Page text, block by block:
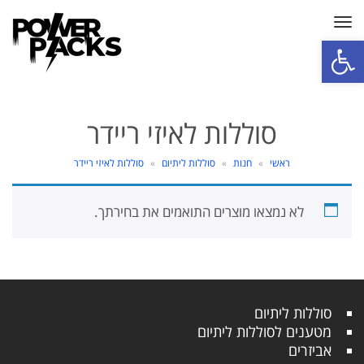
פתח סרגל נגישות
תפריט
סוללות לאיזי ריידר
ראשי » חנות » סוללות ליתיום » סוללות לאיזי ריידר
לא נמצאו מוצרים התואמים את בחירתך.
סוללות ליתיום
מטענים לסוללות ליתיום
אביזרים